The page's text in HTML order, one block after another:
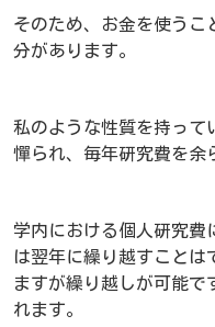
そのため、お金を使うこ
分があります。
私のような性質を持って
憚られ、毎年研究費を余
学内における個人研究費
は翌年に繰り越すことは
ますが繰り越しが可能で
れます。